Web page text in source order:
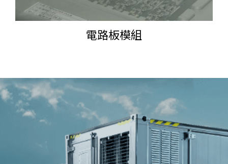
電路板模組